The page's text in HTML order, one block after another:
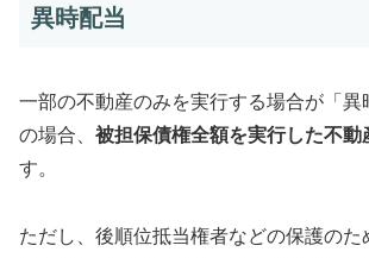
異時配当
一部の不動産のみを実行する場合が「異
の場合、 被担保債権全額を実行した不動
す。
ただし、後順位抵当権者などの保護のた